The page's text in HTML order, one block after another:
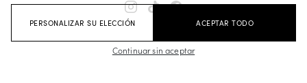
PERSONALIZAR SU ELECCIÓN ACEPTAR TODO
Continuar sin aceptar
Maletines Business
Zapatillas Blancas Hombre